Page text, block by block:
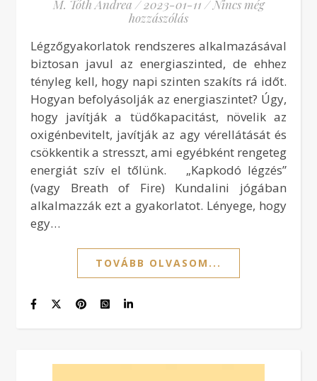
M. Tóth Andrea / 2023-01-11 / Nincs még
hozzászólás
Légzőgyakorlatok rendszeres alkalmazásával
biztosan javul az energiaszinted, de ehhez
tényleg kell, hogy napi szinten szakíts rá időt.
Hogyan befolyásolják az energiaszintet? Úgy,
hogy javítják a tüdőkapacitást, növelik az
oxigénbevitelt, javítják az agy vérellátását és
csökkentik a stresszt, ami egyébként rengeteg
energiát szív el tőlünk. „Kapkodó légzés”
(vagy Breath of Fire) Kundalini jógában
alkalmazzák ezt a gyakorlatot. Lényege, hogy
egy…
TOVÁBB OLVASOM...